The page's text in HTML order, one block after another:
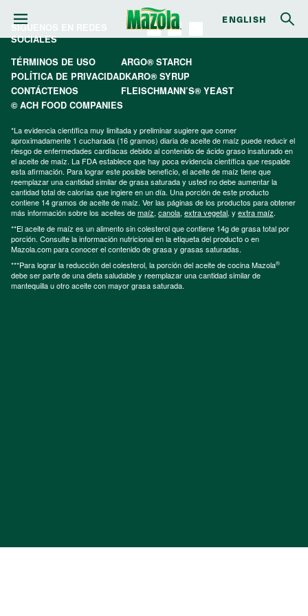
ENGLISH
SÍGUENOS EN REDES
SOCIALES
TÉRMINOS DE USO
ARGO® STARCH
POLÍTICA DE PRIVACIDADKARO® SYRUP
CONTÁCTENOS
FLEISCHMANN’S® YEAST
© ACH FOOD COMPANIES
*La evidencia científica muy limitada y preliminar sugiere que comer
aproximadamente 1 cucharada (16 gramos) diaria de aceite de maíz puede reducir el
riesgo de enfermedades cardíacas debido al contenido de ácido graso insaturado en
el aceite de maíz. La FDA establece que hay poca evidencia científica que respalde
esta afirmación. Para lograr este posible beneficio, el aceite de maíz tiene que
reemplazar una cantidad similar de grasa saturada y usted no debe aumentar la
cantidad total de calorías que ingiere en un día. Una porción de este producto
contiene 14 gramos de aceite de maíz. Ver las páginas de los productos para obtener
más información sobre los aceites demaíz, canola, extra vegetal, y extra maíz.
**El aceite de maíz es un alimento sin colesterol que contiene 14g de grasa total por
porción. Consulte la información nutricional en la etiqueta del producto o en
Mazola.com para conocer el contenido de grasa y grasas saturadas.
***Para lograr la reducción del colesterol, la porción del aceite de cocina Mazola®
debe ser parte de una dieta saludable y reemplazar una cantidad similar de
mantequilla u otro aceite con mayor grasa saturada.